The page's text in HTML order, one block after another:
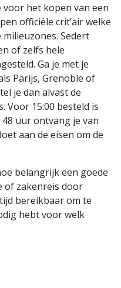
het kopen van een
officiële crit’air welke
Sedert
of zelfs hele
Ga je met je
Parijs, Grenoble of
je dan alvast de
Voor 15:00 besteld is
uur ontvang je van
aan de eisen om de
belangrijk een goede
of zakenreis door
bereikbaar om te
hebt voor welk